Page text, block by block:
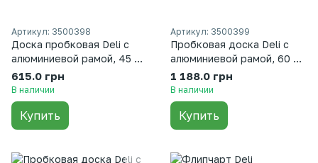
Артикул: 3500398
Доска пробковая Deli с
алюминиевой рамой, 45 х
60 см
615.0 грн
В наличии
Купить
Артикул: 3500399
Пробковая доска Deli с
алюминиевой рамой, 60 х
90 сантиметров
1 188.0 грн
В наличии
Купить